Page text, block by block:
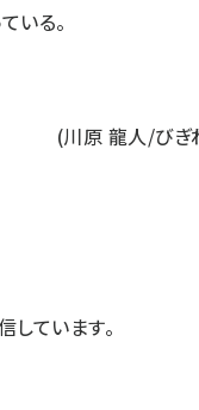
いる。
(川原 龍人/びぎ
ています。